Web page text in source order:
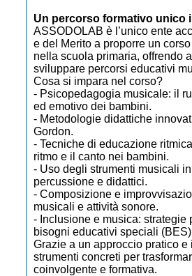
Un percorso formativo unico
ASSODOLAB è l’unico ente
e del Merito a proporre un
nella scuola primaria, offrendo
sviluppare percorsi educativi
Cosa si impara nel corso?
- Psicopedagogia musicale: il
ed emotivo dei bambini.
- Metodologie didattiche
Gordon.
- Tecniche di educazione
ritmo e il canto nei bambini.
- Uso degli strumenti musicali
percussione e didattici.
- Composizione e
musicali e attività sonore.
- Inclusione e musica:
bisogni educativi speciali
Grazie a un approccio pratico
strumenti concreti per
coinvolgente e formativa.